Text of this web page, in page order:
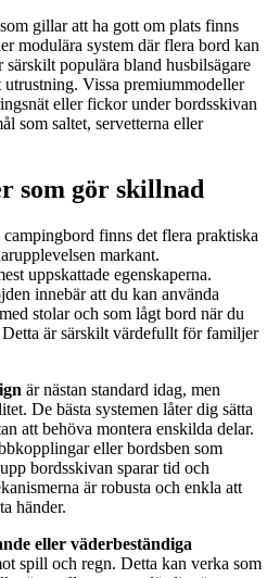
gillar att ha gott om plats finns
modulära system där flera bord kan
populära bland husbilsägare
Vissa premiummodeller
eller fickor under bordsskivan
som saltet, servetterna eller
som gör skillnad
finns det flera praktiska
markant.
uppskattade egenskaperna.
innebär att du kan använda
stolar och som lågt bord när du
är särskilt värdefullt för familjer
är nästan standard idag, men
De bästa systemen låter dig sätta
att behöva montera enskilda delar.
eller bordsben som
bordsskivan sparar tid och
är robusta och enkla att
händer.
eller väderbeständiga
spill och regn. Detta kan verka som